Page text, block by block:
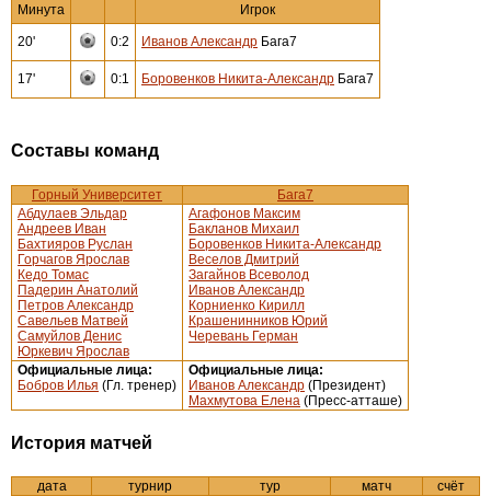
Минута Игрок
20' 0:2 Иванов Александр Бага7
17' 0:1 Боровенков Никита-Александр Бага7
Составы команд
Горный Университет
Бага7
Абдулаев Эльдар
Андреев Иван
Бахтияров Руслан
Горчагов Ярослав
Кедо Томас
Падерин Анатолий
Петров Александр
Савельев Матвей
Самуйлов Денис
Юркевич Ярослав
Агафонов Максим
Бакланов Михаил
Боровенков Никита-Александр
Веселов Дмитрий
Загайнов Всеволод
Иванов Александр
Корниенко Кирилл
Крашенинников Юрий
Черевань Герман
Официальные лица:
Бобров Илья (Гл. тренер)
Официальные лица:
Иванов Александр (Президент)
Махмутова Елена (Пресс-атташе)
История матчей
дата турнир тур матч счёт